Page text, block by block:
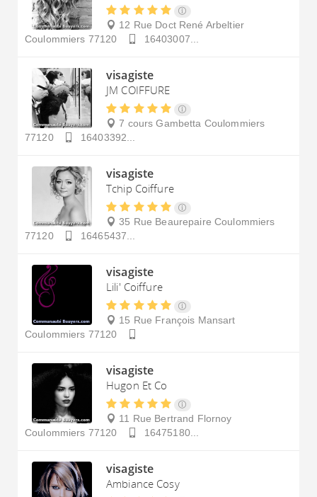
12 Rue Doct René Arbeltier
Coulommiers 77120 16403007...
visagiste
JM COIFFURE
7 cours Gambetta Coulommiers
77120
16403392...
visagiste
Tchip Coiffure
35 Rue Beaurepaire Coulommiers
77120
16465437...
visagiste
Lili' Coiffure
15 Rue François Mansart
Coulommiers 77120
visagiste
Hugon Et Co
11 Rue Bertrand Flornoy
Coulommiers 77120 16475180...
visagiste
Ambiance Cosy